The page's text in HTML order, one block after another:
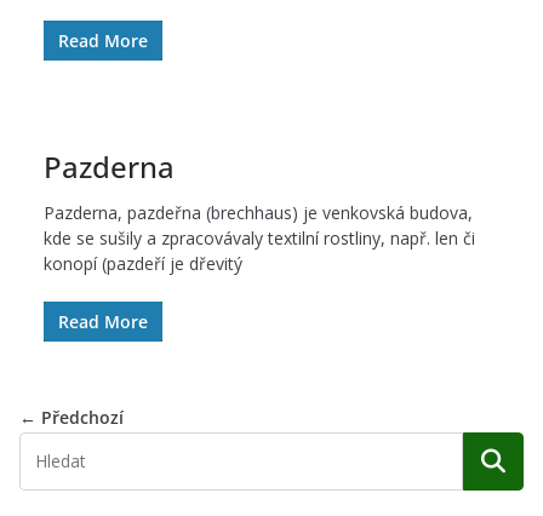
Read More
Pazderna
Pazderna, pazdeřna (brechhaus) je venkovská budova,
kde se sušily a zpracovávaly textilní rostliny, např. len či
konopí (pazdeří je dřevitý
Read More
← Předchozí